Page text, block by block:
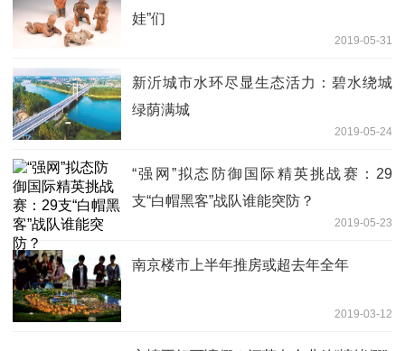
娃”们
2019-05-31
新沂城市水环尽显生态活力：碧水绕城
绿荫满城
2019-05-24
“强网”拟态防御国际精英挑战赛：29
支“白帽黑客”战队谁能突防？
2019-05-23
南京楼市上半年推房或超去年全年
2019-03-12